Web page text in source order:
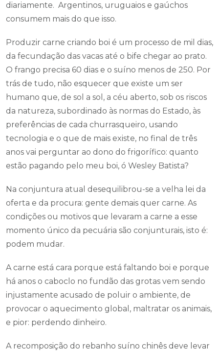
diariamente. Argentinos, uruguaios e gaúchos
consumem mais do que isso.
Produzir carne criando boi é um processo de mil dias,
da fecundação das vacas até o bife chegar ao prato.
O frango precisa 60 dias e o suíno menos de 250. Por
trás de tudo, não esquecer que existe um ser
humano que, de sol a sol, a céu aberto, sob os riscos
da natureza, subordinado às normas do Estado, às
preferências de cada churrasqueiro, usando
tecnologia e o que de mais existe, no final de três
anos vai perguntar ao dono do frigorífico: quanto
estão pagando pelo meu boi, ó Wesley Batista?
Na conjuntura atual desequilibrou-se a velha lei da
oferta e da procura: gente demais quer carne. As
condições ou motivos que levaram a carne a esse
momento único da pecuária são conjunturais, isto é:
podem mudar.
A carne está cara porque está faltando boi e porque
há anos o caboclo no fundão das grotas vem sendo
injustamente acusado de poluir o ambiente, de
provocar o aquecimento global, maltratar os animais,
e pior: perdendo dinheiro.
A recomposição do rebanho suíno chinês deve levar